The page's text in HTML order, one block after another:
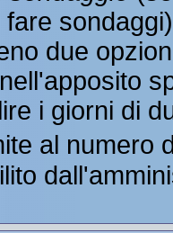
due
i giorni di
al numero